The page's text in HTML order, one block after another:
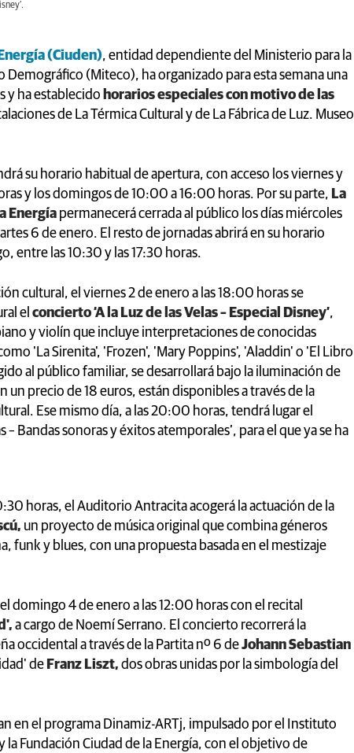
(Ciuden), entidad dependiente del Ministerio para la
Demográfico (Miteco), ha organizado para esta semana una
y ha establecido horarios especiales con motivo de las
de La Térmica Cultural y de La Fábrica de Luz. Museo
su horario habitual de apertura, con acceso los viernes y
y los domingos de 10:00 a 16:00 horas. Por su parte, La
Energía permanecerá cerrada al público los días miércoles
6 de enero. El resto de jornadas abrirá en su horario
entre las 10:30 y las 17:30 horas.
cultural, el viernes 2 de enero a las 18:00 horas se
el concierto ‘A la Luz de las Velas – Especial Disney’,
y violín que incluye interpretaciones de conocidas
'La Sirenita', 'Frozen', 'Mary Poppins', 'Aladdin' o 'El Libro
al público familiar, se desarrollará bajo la iluminación de
un precio de 18 euros, están disponibles a través de la
Ese mismo día, a las 20:00 horas, tendrá lugar el
– Bandas sonoras y éxitos atemporales’, para el que ya se ha
horas, el Auditorio Antracita acogerá la actuación de la
un proyecto de música original que combina géneros
funk y blues, con una propuesta basada en el mestizaje
domingo 4 de enero a las 12:00 horas con el recital
a cargo de Noemí Serrano. El concierto recorrerá la
occidental a través de la Partita nº 6 deJohann Sebastian
de Franz Liszt, dos obras unidas por la simbología del
en el programa Dinamiz-ARTj, impulsado por el Instituto
la Fundación Ciudad de la Energía, con el objetivo de